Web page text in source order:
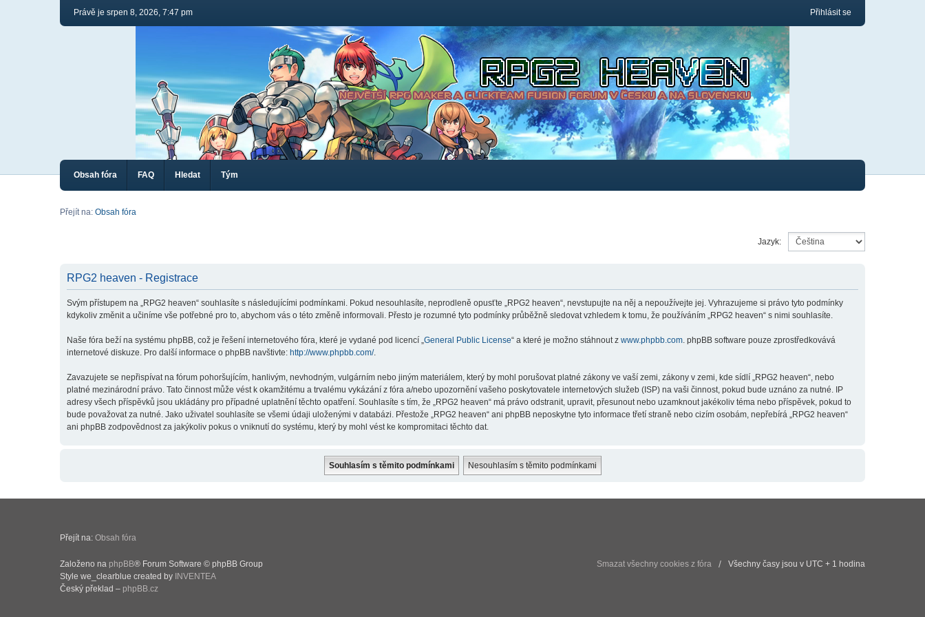
Právě je srpen 8, 2026, 7:47 pm Přihlásit se
Obsah fóra FAQ Hledat Tým
Přejít na: Obsah fóra
Jazyk:
RPG2 heaven - Registrace
Svým přístupem na „RPG2 heaven“ souhlasíte s následujícími podmínkami. Pokud nesouhlasíte, neprodleně opusťte „RPG2 heaven“, nevstupujte na něj a nepoužívejte jej. Vyhrazujeme si právo tyto podmínky
kdykoliv změnit a učiníme vše potřebné pro to, abychom vás o této změně informovali. Přesto je rozumné tyto podmínky průběžně sledovat vzhledem k tomu, že používáním „RPG2 heaven“ s nimi souhlasíte.
Naše fóra beží na systému phpBB, což je řešení internetového fóra, které je vydané pod licencí „General Public License“ a které je možno stáhnout z www.phpbb.com. phpBB software pouze zprostředkovává
internetové diskuze. Pro další informace o phpBB navštivte: http://www.phpbb.com/.
Zavazujete se nepřispívat na fórum pohoršujícím, hanlivým, nevhodným, vulgárním nebo jiným materiálem, který by mohl porušovat platné zákony ve vaší zemi, zákony v zemi, kde sídlí „RPG2 heaven“, nebo
platné mezinárodní právo. Tato činnost může vést k okamžitému a trvalému vykázání z fóra a/nebo upozornění vašeho poskytovatele internetových služeb (ISP) na vaši činnost, pokud bude uznáno za nutné. IP
adresy všech příspěvků jsou ukládány pro případné uplatnění těchto opatření. Souhlasíte s tím, že „RPG2 heaven“ má právo odstranit, upravit, přesunout nebo uzamknout jakékoliv téma nebo příspěvek, pokud to
bude považovat za nutné. Jako uživatel souhlasíte se všemi údaji uloženými v databázi. Přestože „RPG2 heaven“ ani phpBB neposkytne tyto informace třetí straně nebo cizím osobám, nepřebírá „RPG2 heaven“
ani phpBB zodpovědnost za jakýkoliv pokus o vniknutí do systému, který by mohl vést ke kompromitaci těchto dat.
Přejít na: Obsah fóra
Smazat všechny cookies z fóra Všechny časy jsou v UTC + 1 hodina
Založeno na phpBB® Forum Software © phpBB Group
Style we_clearblue created by INVENTEA
Český překlad – phpBB.cz